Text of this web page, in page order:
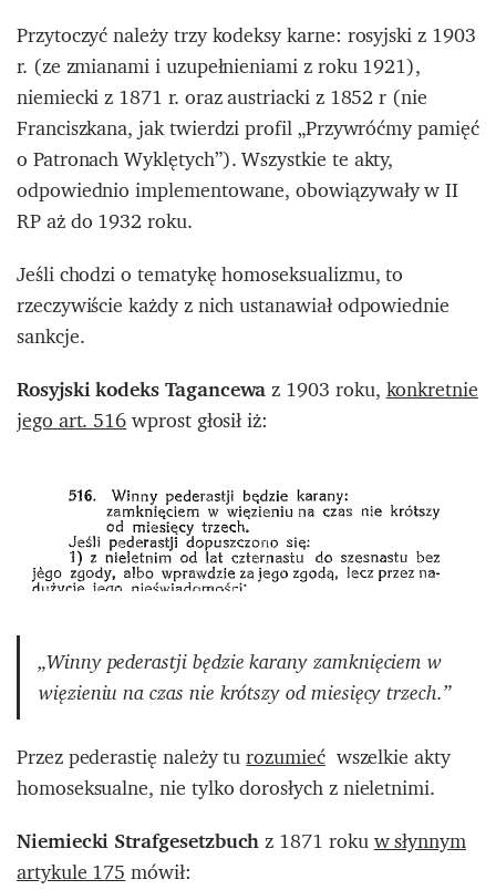
Przytoczyć należy trzy kodeksy karne: rosyjski z 1903
r. (ze zmianami i uzupełnieniami z roku 1921),
niemiecki z 1871 r. oraz austriacki z 1852 r (nie
Franciszkana, jak twierdzi profil „Przywróćmy pamięć
o Patronach Wyklętych”). Wszystkie te akty,
odpowiednio implementowane, obowiązywały w II
RP aż do 1932 roku.
Jeśli chodzi o tematykę homoseksualizmu, to
rzeczywiście każdy z nich ustanawiał odpowiednie
sankcje.
Rosyjski kodeks Tagancewaz 1903 roku,konkretnie
jego art. 516wprost głosił iż:
„Winny pederastji będzie karany zamknięciem w
więzieniu na czas nie krótszy od miesięcy trzech.”
Przez pederastię należy turozumiećwszelkie akty
homoseksualne, nie tylko dorosłych z nieletnimi.
Niemiecki Strafgesetzbuchz 1871 rokuw słynnym
artykule 175mówił: